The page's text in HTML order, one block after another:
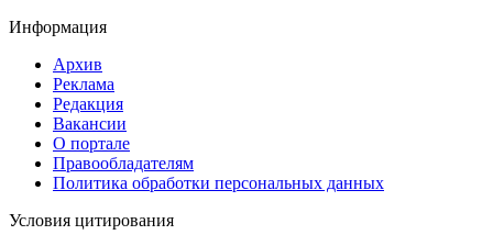
Информация
Архив
Реклама
Редакция
Вакансии
О портале
Правообладателям
Политика обработки персональных данных
Условия цитирования